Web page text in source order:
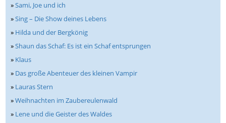
»Sami, Joe und ich
»Sing – Die Show deines Lebens
» Hilda und der Bergkönig
»Shaun das Schaf: Es ist ein Schaf entsprungen
» Klaus
» Das große Abenteuer des kleinen Vampir
» Lauras Stern
»Weihnachten im Zaubereulenwald
» Lene und die Geister des Waldes